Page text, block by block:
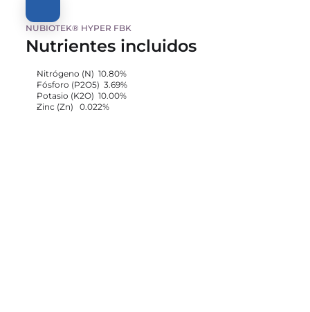
NUBIOTEK® HYPER FBK
Nutrientes incluidos
Nitrógeno (N)  10.80%
Fósforo (P2O5)  3.69%
Potasio (K2O)  10.00%
Zinc (Zn)   0.022%